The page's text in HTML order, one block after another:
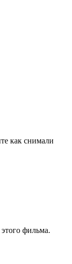
как снимали
фильма.